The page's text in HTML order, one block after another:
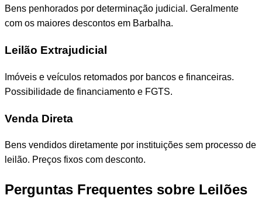
Bens penhorados por determinação judicial. Geralmente
com os maiores descontos em Barbalha.
Leilão Extrajudicial
Imóveis e veículos retomados por bancos e financeiras.
Possibilidade de financiamento e FGTS.
Venda Direta
Bens vendidos diretamente por instituições sem processo de
leilão. Preços fixos com desconto.
Perguntas Frequentes sobre Leilões